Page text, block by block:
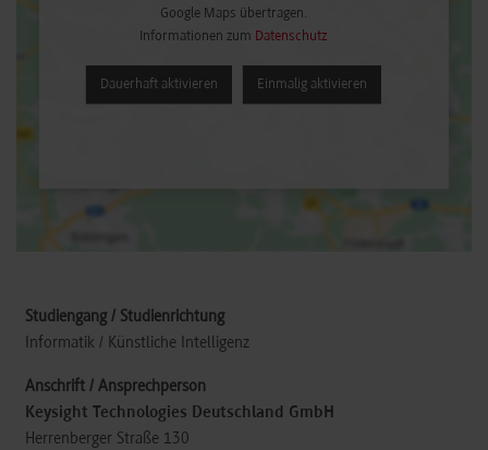
Google Maps übertragen.
Informationen zum Datenschutz
Dauerhaft aktivieren Einmalig aktivieren
Informatik / Künstliche Intelligenz
Keysight Technologies Deutschland GmbH
Herrenberger Straße 130